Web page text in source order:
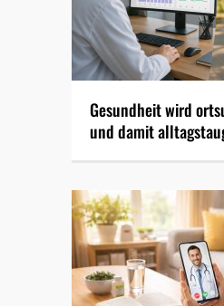
Gesundheit wird
und damit